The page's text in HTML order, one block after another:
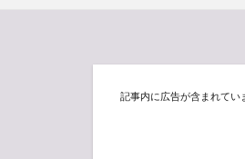
記事内に広告が含まれてい